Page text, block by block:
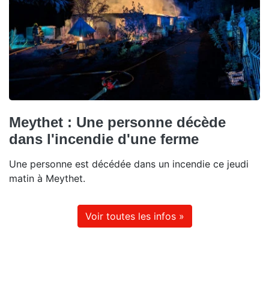
Meythet : Une personne décède
dans l'incendie d'une ferme
Une personne est décédée dans un incendie ce jeudi
matin à Meythet.
Voir toutes les infos »